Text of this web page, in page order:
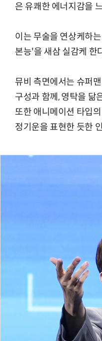
은 유쾌한 에너지감을
이는 무술을 연상케하
본능'을 새삼 실감케 한
뮤비 측면에서는 슈퍼
구성과 함께, 영탁을 닮
또한 애니메이션 타입
정기운을 표현한 듯한